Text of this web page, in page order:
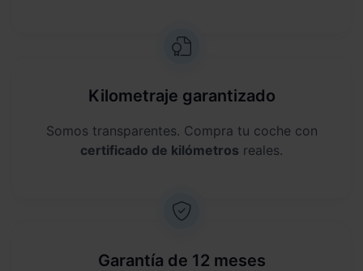
Kilometraje garantizado
Somos transparentes. Compra tu coche con
certificado de kilómetros reales.
Garantía de 12 meses